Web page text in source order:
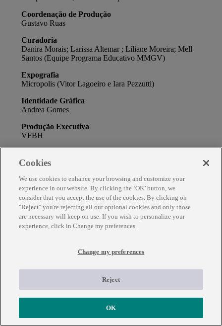
Coordenação de Produção
Gustavo Ruas
Curadoria
Danira Morais; Larissa Altemar ; Liliane Moreira; Mell
Santos (Equipe Programa Educativo MMGV)
Expografia
Micropolis (Vitor Lagoeiro e Iara Pezzutti)
Identidade Gráfica
Andrea Gomes
Produção Executiva
VFBH
Day Tropicaos; Edgar Kanayko; Froiid; Jorge dos Anjos;
Coordenação Técnica
Estúdio Polvo
Programação Mapa interativo
Sarah Mattos
Praça da Liberdade, 640,
Cookies
We use cookies to enhance your browsing and customize your
experience in our website. By clicking the ‘OK’ button, we
consider that you accept the use of the cookies. By clicking on
"Reject" you're rejecting all our optional cookies and only those
are necessary will keep on use. If you wish to personalize your
experience, click in Change my preferences.
Change my preferences
Reject
OK